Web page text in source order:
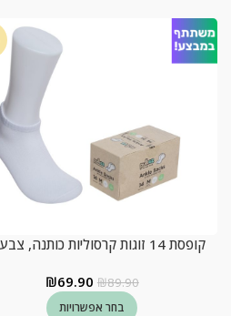
קופסת 14 זוגות קרסוליות כותנה, צבע לבן
₪89.90
₪69.90
בחר אפשרויות